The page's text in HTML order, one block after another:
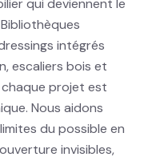
qui deviennent le
intégrés
escaliers bois et
chaque projet est
Nous aidons
du possible en
invisibles,